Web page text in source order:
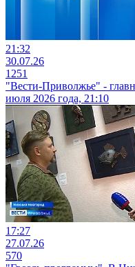
21:32
30.07.26
1251
"Вести-Приволжье" -
июля 2026 года, 21:10
17:27
27.07.26
570